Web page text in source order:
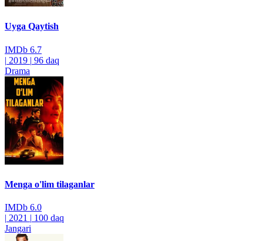
Uyga Qaytish
IMDb 6.7
| 2019 | 96 daq
Drama
Menga o'lim tilaganlar
IMDb 6.0
| 2021 | 100 daq
Jangari